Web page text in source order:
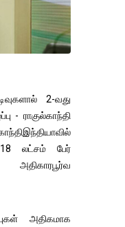
2-வது
- ராகுல்காந்தி
லட்சம் பேர்
அதிகாரபூர்வ
அதிகமாக